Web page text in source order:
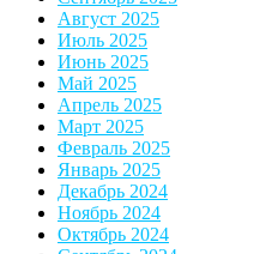
Август 2025
Июль 2025
Июнь 2025
Май 2025
Апрель 2025
Март 2025
Февраль 2025
Январь 2025
Декабрь 2024
Ноябрь 2024
Октябрь 2024